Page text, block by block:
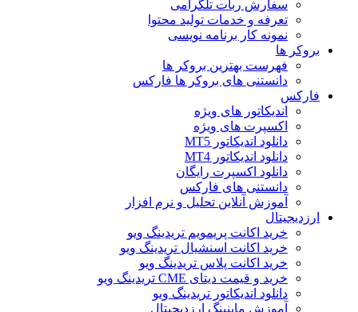
سفارش ربات تلگرامی
تعرفه و خدمات تولید محتوا
نمونه کار برنامه نویسی
بروکر ها
فهرست بهترین بروکر ها
دانستنی های بروکر ها فارکس
فارکس
اندیکاتور های ویژه
اکسپرت های ویژه
دانلود اندیکاتور MT5
دانلود اندیکاتور MT4
دانلود اکسپرت رایگان
دانستنی های فارکس
آموزش آنلاین تحلیل و نرم افزار
ارزدیجیتال
خرید اکانت پریمویم تریدینگ ویو
خرید اکانت اسنشیال تریدینگ ویو
خرید اکانت پلاس تریدینگ ویو
خرید و قیمت دیتای CME تریدینگ ویو
دانلود اندیکاتور تریدینگ ویو
آموزش ماینینگ ارزدیجیتال